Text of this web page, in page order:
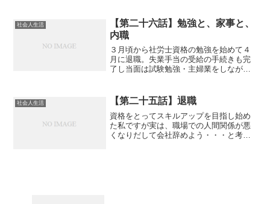
している人に出会い今勤め...
社会人生活
【第二十六話】勉強と、家事と、
内職
３月頃から社労士資格の勉強を始めて４
月に退職。失業手当の受給の手続きも完
了し当面は試験勉強・主婦業をしながら
もないので、１回目の試験後から始まる
講座開始から受講する方が...
社会人生活 【第二十五話】退職
資格をとってスキルアップを目指し始め
た私ですが実は、職場での人間関係が悪
くなりだして会社辞めよう・・・と考え